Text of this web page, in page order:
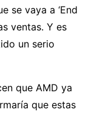
se vaya a ‘End
ventas. Y es
un serio
que AMD ya
que estas